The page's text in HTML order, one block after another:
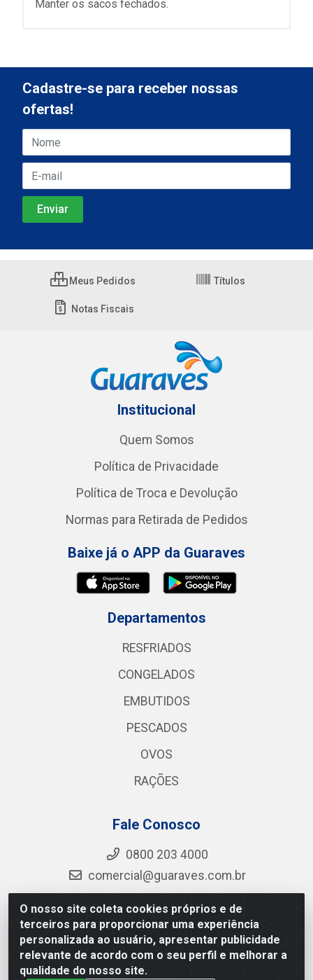
Manter os sacos fechados.
O nosso site coleta cookies próprios e de
terceiros para proporcionar uma experiência
personalizada ao usuário, apresentar publicidade
relevante de acordo com o seu perfil e melhorar a
qualidade do nosso site.
Cadastre-se para receber nossas
ofertas!
Meus Pedidos Títulos
Notas Fiscais
Institucional
Quem Somos
Política de Privacidade
Política de Troca e Devolução
Normas para Retirada de Pedidos
Baixe já o APP da Guaraves
Departamentos
RESFRIADOS
CONGELADOS
EMBUTIDOS
PESCADOS
OVOS
RAÇÕES
Fale Conosco
0800 203 4000
comercial@guaraves.com.br
Guaraves - PB 075 KM 2, S/N - Zona Rural, Guarabira/PB
- CEP 58.200-000 - CNPJ 12.727.145/0001-78